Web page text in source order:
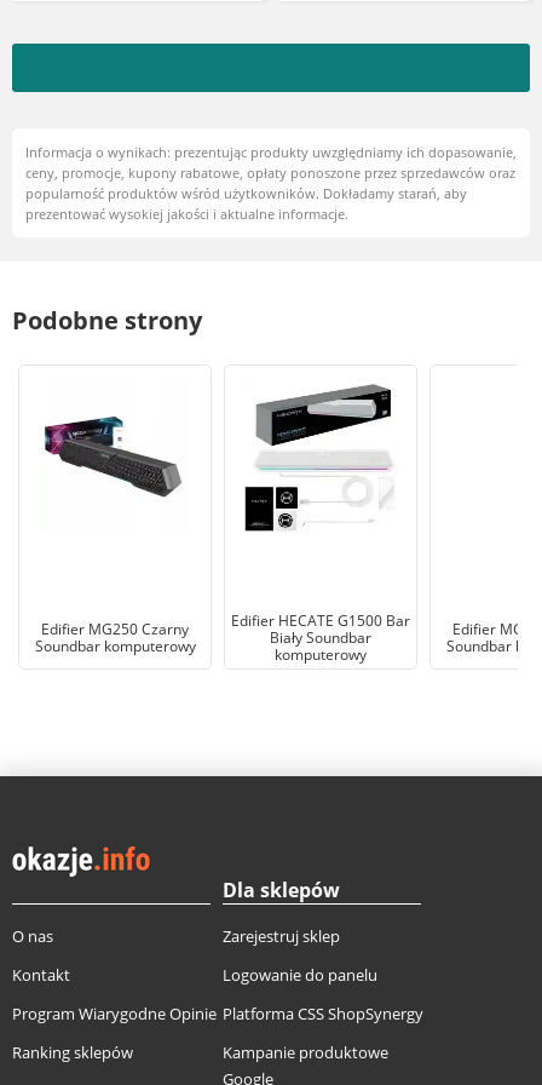
Informacja o wynikach: prezentując produkty uwzględniamy ich dopasowanie,
ceny, promocje, kupony rabatowe, opłaty ponoszone przez sprzedawców oraz
popularność produktów wśród użytkowników. Dokładamy starań, aby
prezentować wysokiej jakości i aktualne informacje.
Podobne strony
Edifier MG250 Czarny
Soundbar komputerowy
Edifier HECATE G1500 Bar
Biały Soundbar
komputerowy
Edifier
Soundbar
O nas
Kontakt
Program Wiarygodne Opinie
Ranking sklepów
Dla sklepów
Zarejestruj sklep
Logowanie do panelu
Platforma CSS ShopSynergy
Kampanie produktowe
Google